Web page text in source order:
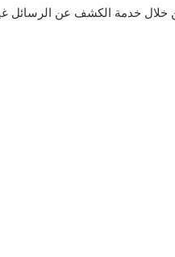
خلال خدمة الكشف عن الرسائل